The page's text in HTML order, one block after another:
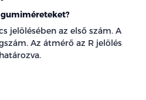
jelölésében az első szám. A
Az átmérő az R jelölés